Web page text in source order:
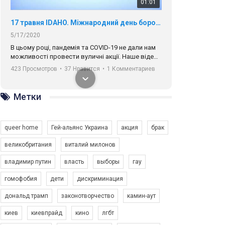
01:01
17 травня IDAHO. Міжнародний день боротьби з гомофобією трансфобією і біфобія.
5/17/2020
В цьому році, пандемія та COVІD-19 не дали нам
можливості провести вуличні акції. Наше відео-
звернення про те, що навіть коли ми у різних
містах та не можемо зустрінеться, ми разом. Ми
закликаємо всіх хто поділяє цінності рівності та
солідарності, приєднатися до нас. Регіональні
підрозділи ГАУ є в 16 областях України.
423 Просмотров • 37 Нравится • 1 Комментариев
Зупинимо насильство проти ЛГБТ в Україні! Stop violence against LGBT in Ukraine!
Емоційний та вражаючий промо-ролік на
Метки
queer home Гей-альянс Украина акция брак
великобритания виталий милонов
владимир путин власть выборы гау
гомофобия дети дискриминация
дональд трамп законотворчество камин-аут
киев киевпрайд кино лгбт